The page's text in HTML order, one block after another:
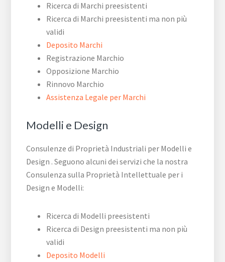
Ricerca di Marchi preesistenti
Ricerca di Marchi preesistenti ma non più
validi
Deposito Marchi
Registrazione Marchio
Opposizione Marchio
Rinnovo Marchio
Assistenza Legale per Marchi
Modelli e Design
Consulenze di Proprietà Industriali per Modelli e
Design . Seguono alcuni dei servizi che la nostra
Consulenza sulla Proprietà Intellettuale per i
Design e Modelli:
Ricerca di Modelli preesistenti
Ricerca di Design preesistenti ma non più
validi
Deposito Modelli